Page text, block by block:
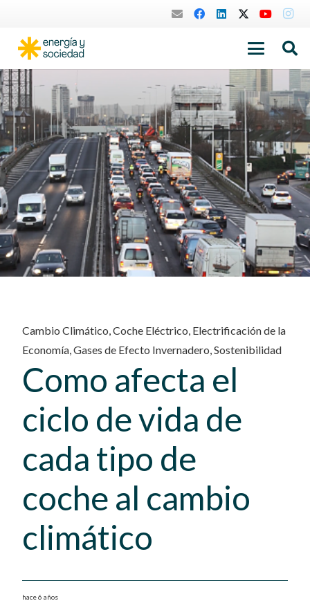
Cambio Climático,Coche Eléctrico, Electrificación de la
Economía,Gases de Efecto Invernadero,Sostenibilidad
Como afecta el
ciclo de vida de
cada tipo de
coche al cambio
climático
hace 6 años